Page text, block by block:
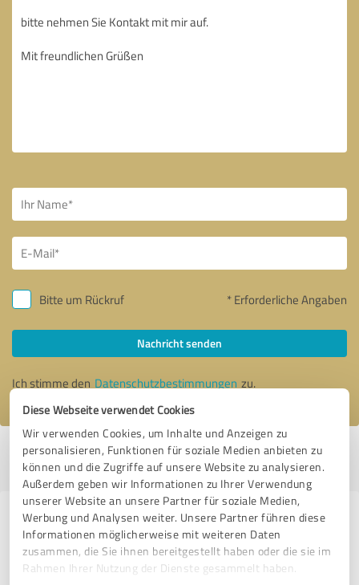
Diese Webseite verwendet Cookies
Wir verwenden Cookies, um Inhalte und Anzeigen zu
personalisieren, Funktionen für soziale Medien anbieten zu
können und die Zugriffe auf unsere Website zu analysieren.
Außerdem geben wir Informationen zu Ihrer Verwendung
unserer Website an unsere Partner für soziale Medien,
Werbung und Analysen weiter. Unsere Partner führen diese
Informationen möglicherweise mit weiteren Daten
zusammen, die Sie ihnen bereitgestellt haben oder die sie im
Rahmen Ihrer Nutzung der Dienste gesammelt haben.
Bitte um Rückruf * Erforderliche Angaben
Nachricht senden
Ich stimme den Datenschutzbestimmungen zu.
Profil aktiv seit 02.01.2021 |Letzte Aktualisierung: 28.08.2021|Profil
melden
Erfahrungen zu weiteren
Anbietern aus dem Bereich
Bauwesen